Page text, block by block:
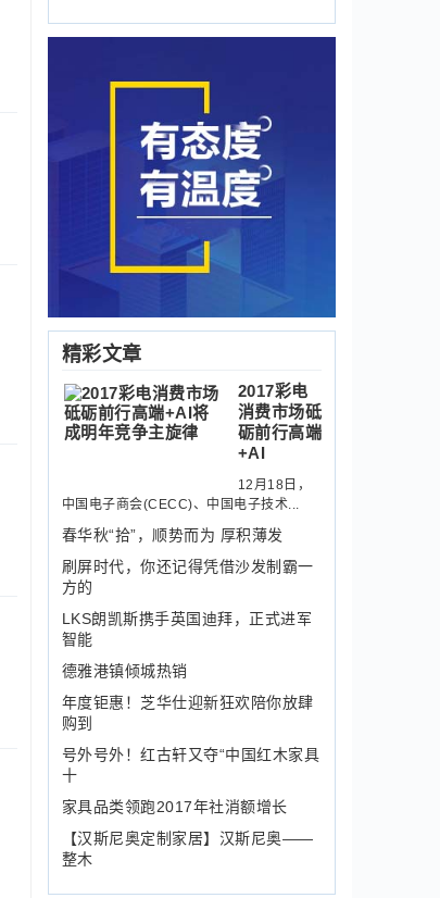
精彩文章
2017彩电
消费市场砥
砺前行高端
+AI
12月18日，
中国电子商会(CECC)、中国电子技术...
春华秋“拾”，顺势而为 厚积薄发
刷屏时代，你还记得凭借沙发制霸一
方的
LKS朗凯斯携手英国迪拜，正式进军
智能
德雅港镇倾城热销
年度钜惠！芝华仕迎新狂欢陪你放肆
购到
号外号外！红古轩又夺“中国红木家具
十
家具品类领跑2017年社消额增长
【汉斯尼奥定制家居】汉斯尼奥——
整木